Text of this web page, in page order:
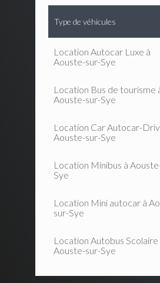
Type de véhicules
Location Autocar Luxe à
Aouste-sur-Sye
Location Bus de tourisme
Aouste-sur-Sye
Location Car Autocar-
Aouste-sur-Sye
Location Minibus à
Sye
Location Mini autocar à
sur-Sye
Location Autobus Scolaire
Aouste-sur-Sye